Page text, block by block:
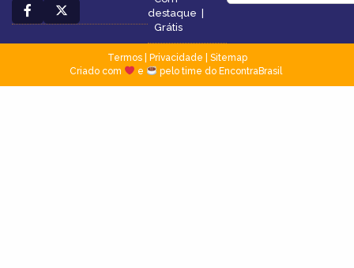
destaque |
Grátis
Termos| Privacidade
Sitemap
Criado com
e pelo time do EncontraBrasil